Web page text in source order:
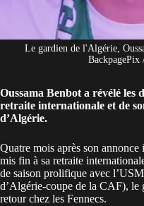
Le gardien de l'Algérie,
BackpagePix
Oussama Benbot a révélé les
retraite internationale et de
d’Algérie.
Quatre mois après son
mis fin à sa retraite
de saison prolifique avec
d’Algérie-coupe de la CAF), le
retour chez les Fennecs.